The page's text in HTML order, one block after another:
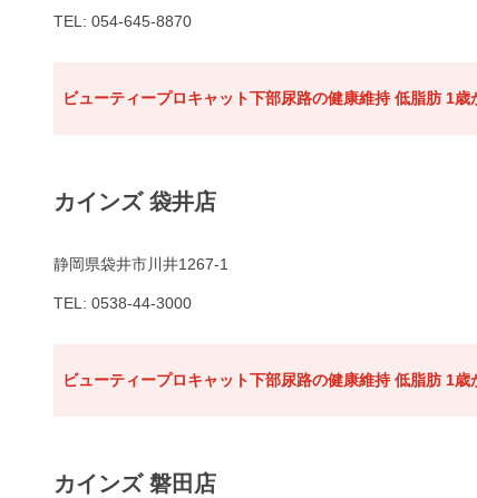
TEL: 054-645-8870
ビューティープロキャット下部尿路の健康維持 低脂肪 1歳
カインズ 袋井店
静岡県袋井市川井1267-1
TEL: 0538-44-3000
ビューティープロキャット下部尿路の健康維持 低脂肪 1歳
カインズ 磐田店